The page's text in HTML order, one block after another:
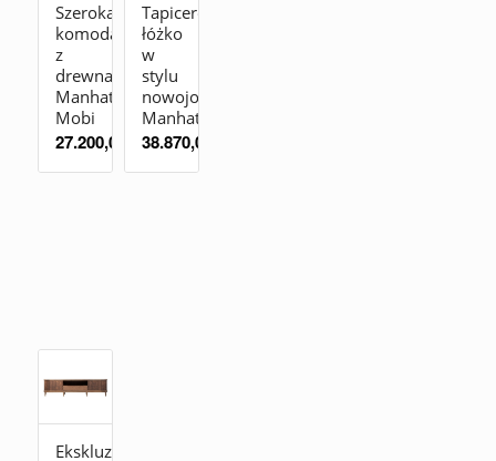
Szeroka
komoda
z
drewna
Manhattan
Mobi
27.200,00
Tapicerowane
łóżko
w
stylu
nowojorskim
Manhattan
38.870,00
Ekskluzywny